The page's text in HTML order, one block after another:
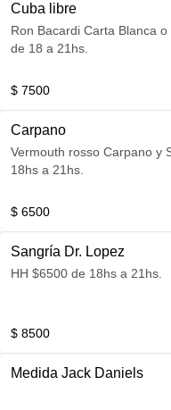
Cuba libre
Ron Bacardi Carta Blanca
de 18 a 21hs.
$ 7500
Carpano
Vermouth rosso Carpano y
18hs a 21hs.
$ 6500
Sangría Dr. Lopez
HH $6500 de 18hs a 21hs.
$ 8500
Medida Jack Daniels